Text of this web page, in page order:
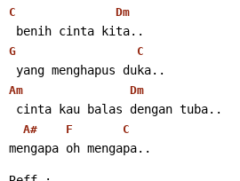
C Dm
benih cinta kita..
G C
yang menghapus duka..
Am Dm
cinta kau balas dengan tuba..
A# F C
mengapa oh mengapa..